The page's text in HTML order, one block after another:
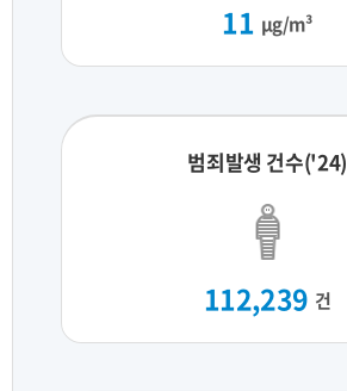
11 μg/m³
범죄발생 건수('24)
112,239 건